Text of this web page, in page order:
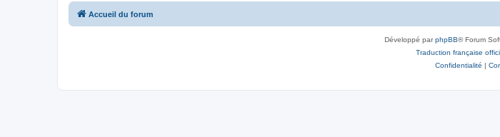
Accueil du forum
Développé parphpBB® Forum
Traduction française
Confidentialité |